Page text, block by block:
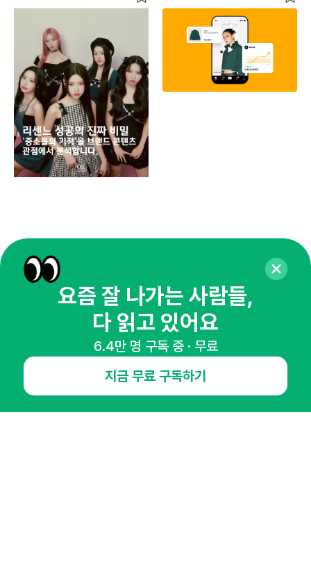
매주 화요일 아침,
마케팅 감각을 깨워 드릴게요!
요즘 잘 나가는 사람들,
다 읽고 있어요
6.4만 명 구독 중 · 무료
지금 무료 구독하기